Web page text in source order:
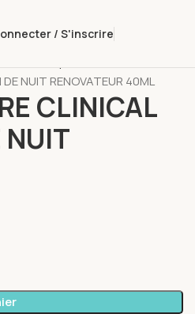
/ S'inscrire
DE NUIT RENOVATEUR 40ML
CLINICAL
NUIT